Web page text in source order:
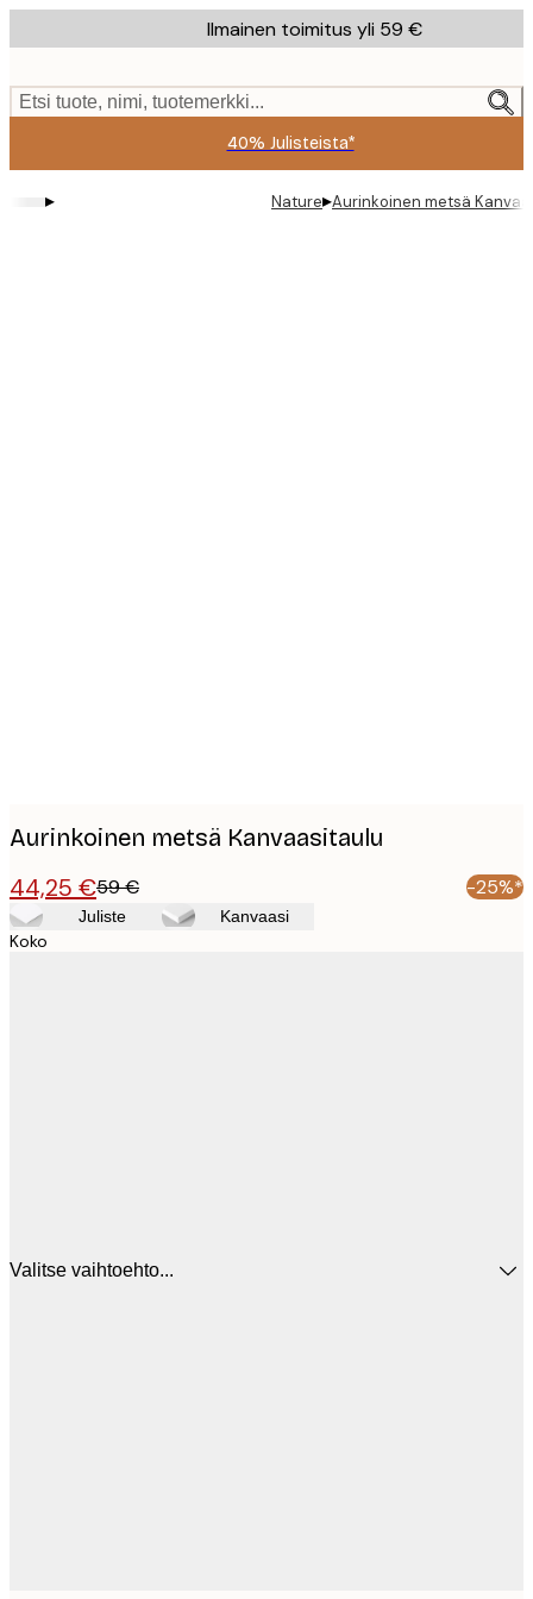
to
content.
Ilmainen toimitus yli 59 €
Etsi tuote, nimi, tuotemerkki...
40% Julisteista*
▸ Nature▸Aurinkoinen metsä
Aurinkoinen metsä Kanvaasitaulu
44,25 €59 € -25%*
Juliste Kanvaasi
Koko
Valitse vaihtoehto...